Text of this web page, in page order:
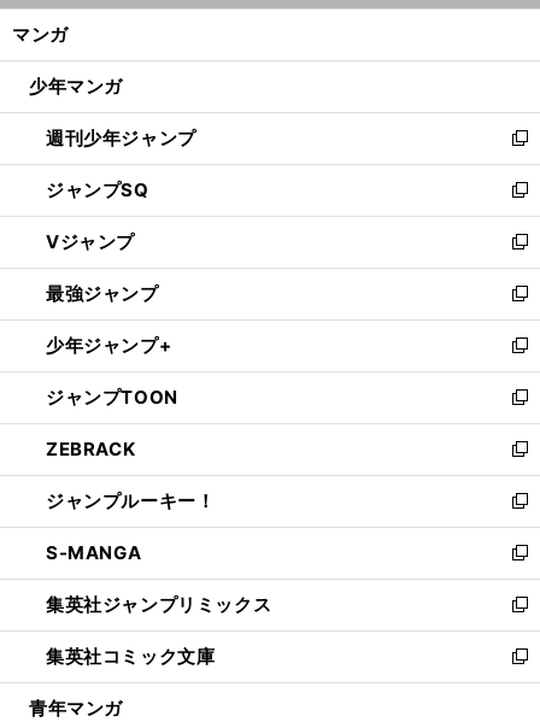
ン
ウ
開
く
マンガ
少年マンガ
週刊少年ジャンプ
新
し
い
ウ
ィ
ン
ド
ウ
で
開
く
ジャンプSQ
新
し
い
ウ
ィ
ン
ド
ウ
で
開
く
Vジャンプ
新
し
い
ウ
ィ
ン
ド
ウ
で
開
く
最強ジャンプ
新
し
い
ウ
ィ
ン
ド
ウ
で
開
く
少年ジャンプ+
新
し
い
ウ
ィ
ン
ド
ウ
で
開
く
ジャンプTOON
新
し
い
ウ
ィ
ン
ド
ウ
で
開
く
ZEBRACK
新
し
い
ウ
ィ
ン
ド
ウ
で
開
ジャンプルーキー！
新
し
い
ウ
ィ
ン
ド
ウ
S-MANGA
新
し
い
ウ
ィ
ン
集英社ジャンプリミックス
新
し
い
ウ
集英社コミック文庫
新
し
青年マンガ